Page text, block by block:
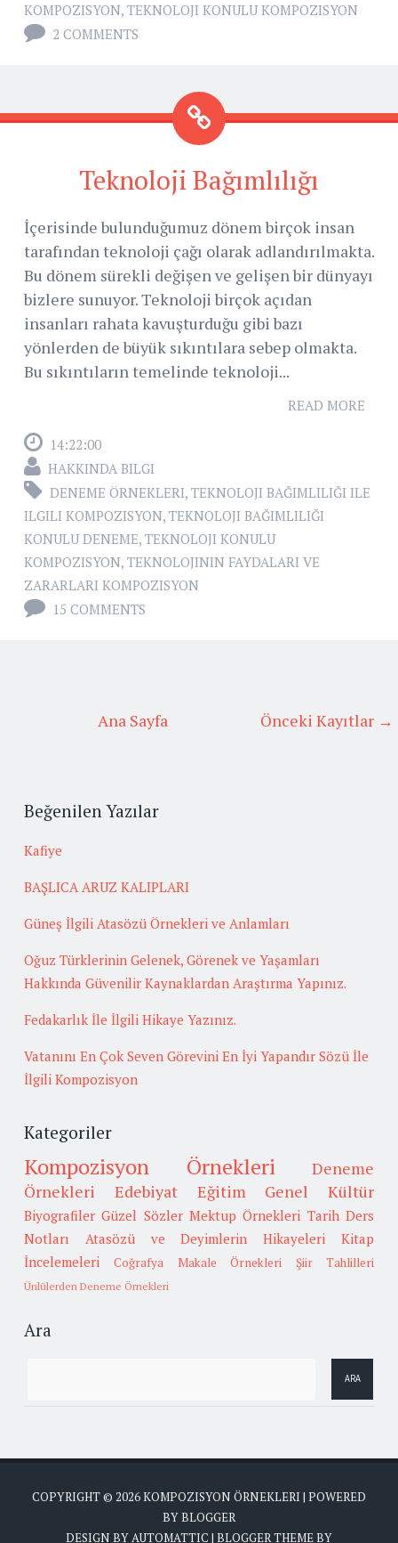
KOMPOZISYON, TEKNOLOJI KONULU KOMPOZISYON
2 COMMENTS
Teknoloji Bağımlılığı
İçerisinde bulunduğumuz dönem birçok insan
tarafından teknoloji çağı olarak adlandırılmakta.
Bu dönem sürekli değişen ve gelişen bir dünyayı
bizlere sunuyor. Teknoloji birçok açıdan
insanları rahata kavuşturduğu gibi bazı
yönlerden de büyük sıkıntılara sebep olmakta.
Bu sıkıntıların temelinde teknoloji...
READ MORE
14:22:00
HAKKINDA BILGI
DENEME ÖRNEKLERI, TEKNOLOJI BAĞIMLILIĞI ILE
ILGILI KOMPOZISYON, TEKNOLOJI BAĞIMLILIĞI
KONULU DENEME, TEKNOLOJI KONULU
KOMPOZISYON, TEKNOLOJININ FAYDALARI VE
ZARARLARI KOMPOZISYON
15 COMMENTS
Önceki Kayıtlar →
Ana Sayfa
Beğenilen Yazılar
Kafiye
BAŞLICA ARUZ KALIPLARI
Güneş İlgili Atasözü Örnekleri ve Anlamları
Oğuz Türklerinin Gelenek, Görenek ve Yaşamları
Hakkında Güvenilir Kaynaklardan Araştırma Yapınız.
Fedakarlık İle İlgili Hikaye Yazınız.
Vatanını En Çok Seven Görevini En İyi Yapandır Sözü İle
İlgili Kompozisyon
Kategoriler
Kompozisyon Örnekleri
Deneme
Örnekleri
Edebiyat Eğitim Genel Kültür
Biyografiler Güzel Sözler Mektup Örnekleri Tarih Ders
Notları
Atasözü ve Deyimlerin Hikayeleri
Kitap
İncelemeleri
Coğrafya Makale Örnekleri Şiir Tahlilleri
Ünlülerden Deneme Örnekleri
Ara
COPYRIGHT © 2026KOMPOZISYON ÖRNEKLERI | POWERED
BYBLOGGER
DESIGN BYAUTOMATTIC | BLOGGER THEME BY